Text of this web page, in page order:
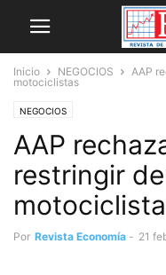
Inicio NEGOCIOS
AAP
motociclistas
NEGOCIOS
AAP
restringir
Por Revista Economía - 21